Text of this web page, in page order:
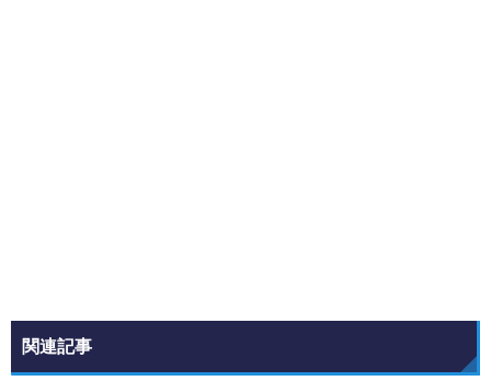
関連記事